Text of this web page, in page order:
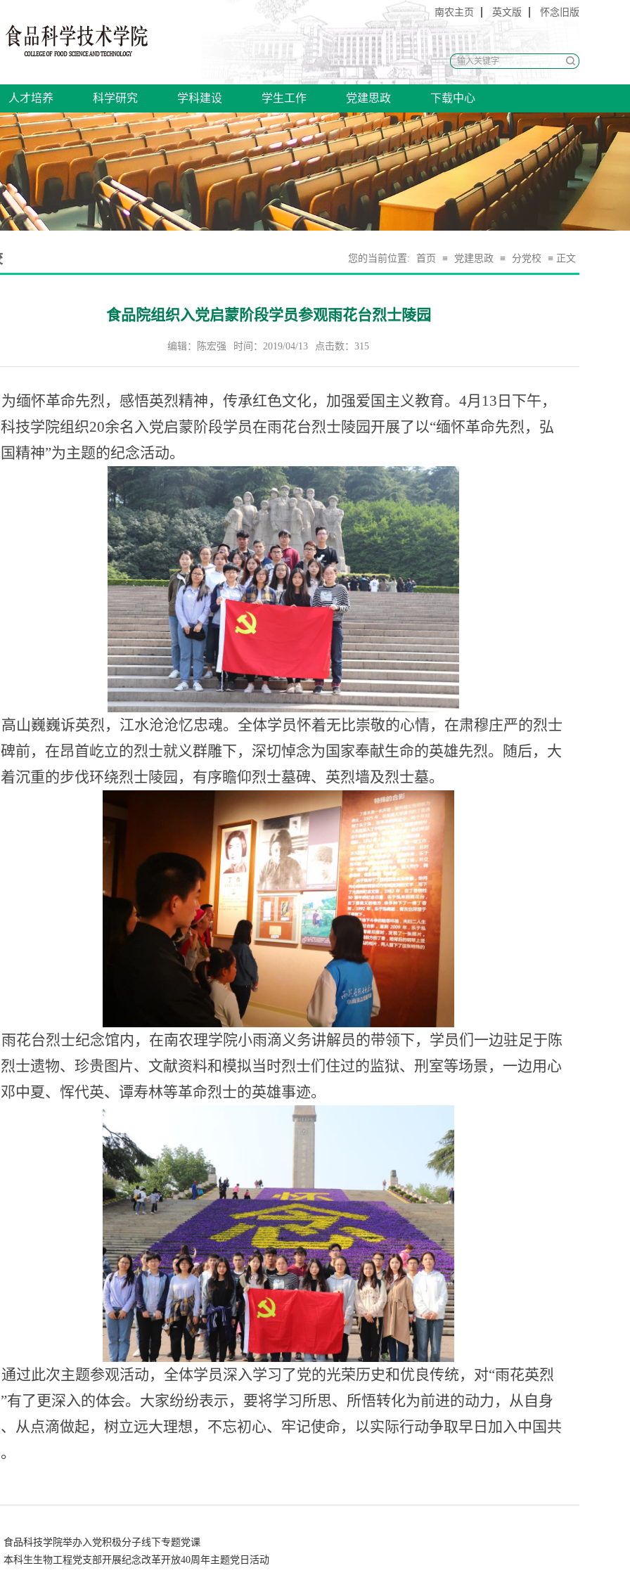
南农主页 英文版 怀念旧版
人才培养 科学研究 学科建设 学生工作 党建思政 下载中心
您的当前位置: 首页 ≡ 党建思政 ≡ 分党校 ≡ 正文
食品院组织入党启蒙阶段学员参观雨花台烈士陵园
编辑：陈宏强 时间：2019/04/13 点击数： 315
为缅怀革命先烈，感悟英烈精神，传承红色文化，加强爱国主义教育。 4月 13 日下午，
技学院组织20余名入党启蒙阶段学员在雨花台烈士陵园开展了以“缅怀革命先烈，弘
精神”为主题的纪念活动。
高山巍巍诉英烈，江水沧沧忆忠魂。全体学员怀着无比崇敬的心情，在肃穆庄严的烈士
前，在昂首屹立的烈士就义群雕下，深切悼念为国家奉献生命的英雄先烈。随后，大
沉重的步伐环绕烈士陵园，有序瞻仰烈士墓碑、英烈墙及烈士墓。
雨花台烈士纪念馆内，在南农理学院小雨滴义务讲解员的带领下，学员们一边驻足于陈
士遗物、珍贵图片、文献资料和模拟当时烈士们住过的监狱、刑室等场景，一边用心
中夏、恽代英、谭寿林等革命烈士的英雄事迹。
通过此次主题参观活动，全体学员深入学习了党的光荣历史和优良传统，对“雨花英烈
有了更深入的体会。大家纷纷表示，要将学习所思、所悟转化为前进的动力，从自身
从点滴做起，树立远大理想，不忘初心、牢记使命，以实际行动争取早日加入中国共
食品科技学院举办入党积极分子线下专题党课
本科生生物工程党支部开展纪念改革开放40周年主题党日活动